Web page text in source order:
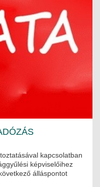
kapcsolatban
képviselőihez
álláspontot